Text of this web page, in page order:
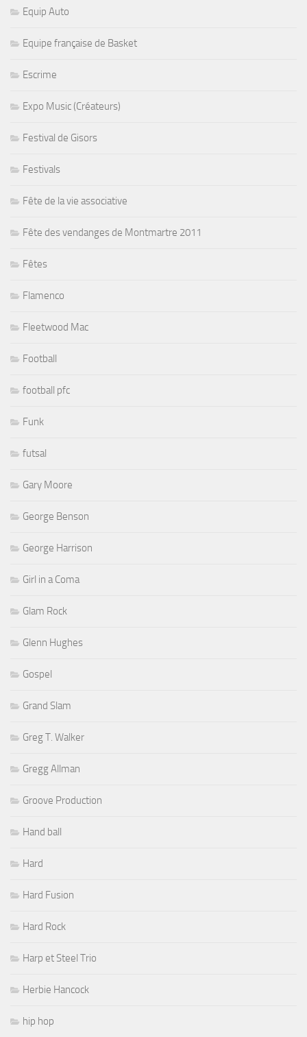
Equip Auto
Equipe française de Basket
Escrime
Expo Music (Créateurs)
Festival de Gisors
Festivals
Fête de la vie associative
Fête des vendanges de Montmartre 2011
Fêtes
Flamenco
Fleetwood Mac
Football
football pfc
Funk
futsal
Gary Moore
George Benson
George Harrison
Girl in a Coma
Glam Rock
Glenn Hughes
Gospel
Grand Slam
Greg T. Walker
Gregg Allman
Groove Production
Hand ball
Hard
Hard Fusion
Hard Rock
Harp et Steel Trio
Herbie Hancock
hip hop